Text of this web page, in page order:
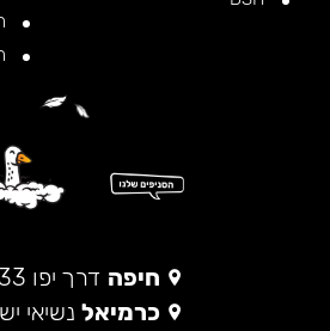
חיפה דרך יפו 33
כרמיאל נשיאי